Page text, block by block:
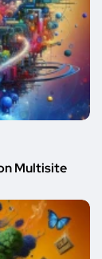
Multisite